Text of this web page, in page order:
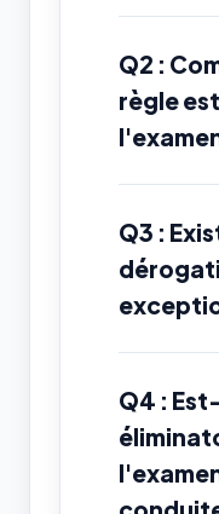
Q2 :
règle
Q3 :
Q4 :